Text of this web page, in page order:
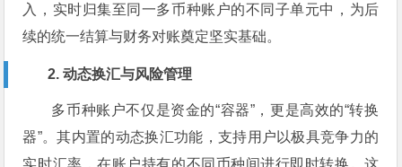
入，实时归集至同一多币种账户的不同子单元中，为后
续的统一结算与财务对账奠定坚实基础。
2. 动态换汇与风险管理
多币种账户不仅是资金的“容器”，更是高效的“转换
器”。其内置的动态换汇功能，支持用户以极具竞争力的
实时汇率，在账户持有的不同币种间进行即时转换。这